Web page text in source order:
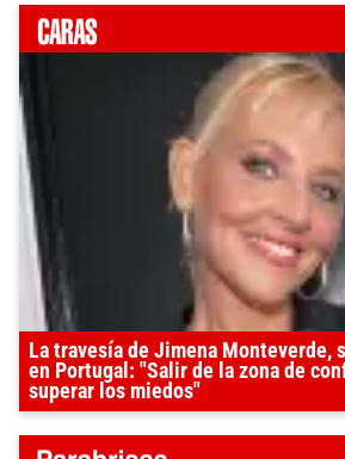
La travesía de Jimena Monteverde,
en Portugal: "Salir de la zona de
superar los miedos"